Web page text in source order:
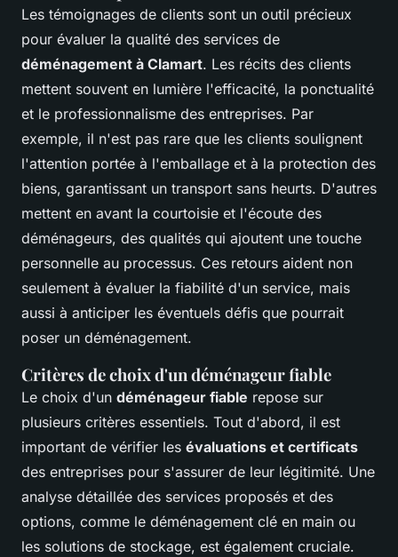
Les témoignages de clients sont un outil précieux
pour évaluer la qualité des services de
déménagement à Clamart. Les récits des clients
mettent souvent en lumière l'efficacité, la ponctualité
et le professionnalisme des entreprises. Par
exemple, il n'est pas rare que les clients soulignent
l'attention portée à l'emballage et à la protection des
biens, garantissant un transport sans heurts. D'autres
mettent en avant la courtoisie et l'écoute des
déménageurs, des qualités qui ajoutent une touche
personnelle au processus. Ces retours aident non
seulement à évaluer la fiabilité d'un service, mais
aussi à anticiper les éventuels défis que pourrait
poser un déménagement.
Critères de choix d'un déménageur fiable
Le choix d'un déménageur fiable repose sur
plusieurs critères essentiels. Tout d'abord, il est
important de vérifier les évaluations et certificats
des entreprises pour s'assurer de leur légitimité. Une
analyse détaillée des services proposés et des
options, comme le déménagement clé en main ou
les solutions de stockage, est également cruciale.